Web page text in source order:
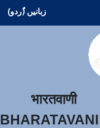
زبانیں (ُردو)
भारतवाणी
BHARATAVANI